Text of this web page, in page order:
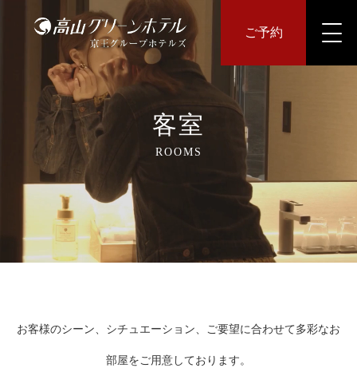
ご予約
客室
ROOMS
お客様のシーン、シチュエーション、ご要望に合わせて多彩なお
部屋をご用意しております。